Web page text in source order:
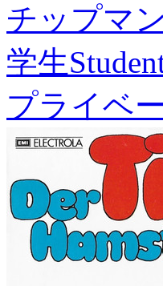
チップマ
学生
プライベ